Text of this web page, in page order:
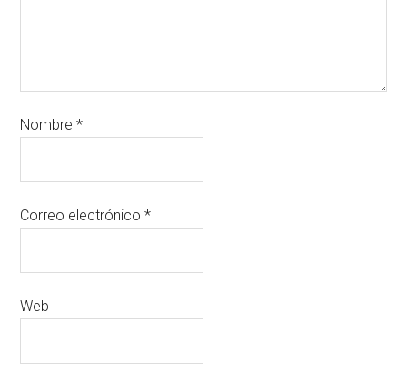
Nombre*
Correo electrónico*
Web